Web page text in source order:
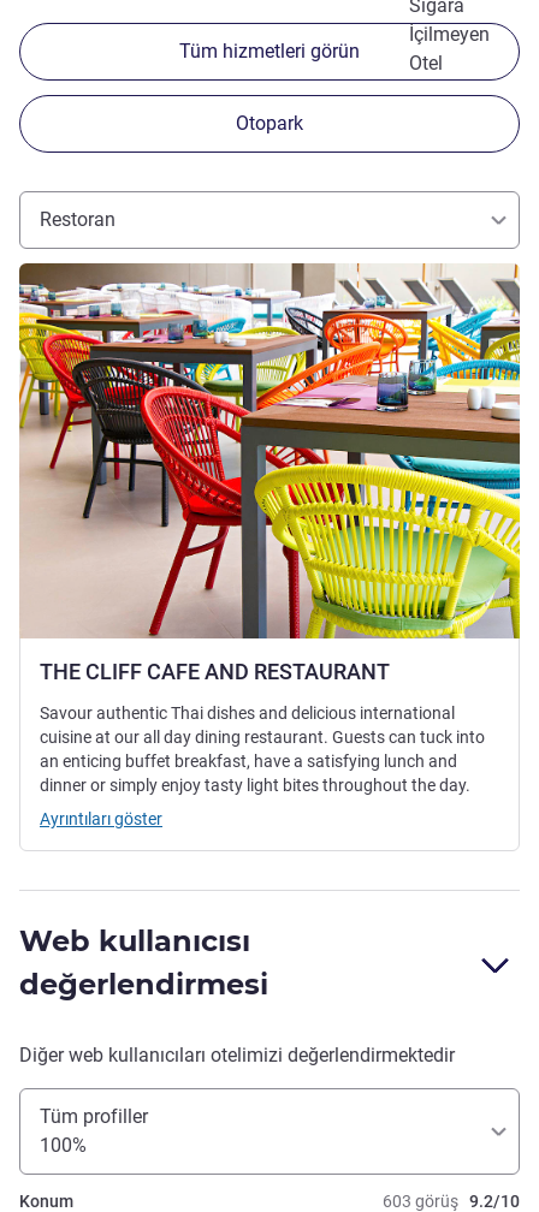
Sigara
İçilmeyen
Otel
Tüm hizmetleri görün
Otopark
Restoran
THE CLIFF CAFE AND RESTAURANT
Ayrıntıları göster
Savour authentic Thai dishes and delicious international
cuisine at our all day dining restaurant. Guests can tuck into
an enticing buffet breakfast, have a satisfying lunch and
dinner or simply enjoy tasty light bites throughout the day.
Ayrıntıları göster
Web kullanıcısı
değerlendirmesi
Diğer web kullanıcıları otelimizi değerlendirmektedir
Tüm profiller
100%
603 görüş 9.2/10
Konum